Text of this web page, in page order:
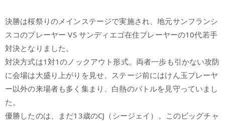
決勝は桜祭りのメインステージで実施され、地元サンフランシ
スコのプレーヤー VS サンディエゴ在住プレーヤーの10代若手
対決となりました。
対決方式は1対1のノックアウト形式。両者一歩も引かない攻防
に会場は大盛り上がりを見せ、ステージ前にはけん玉プレーヤ
ー以外の来場者も多く集まり、白熱のバトルを見守っていまし
た。
優勝したのは、まだ13歳のCJ（シージェイ）。このビッグチャ